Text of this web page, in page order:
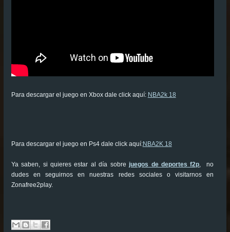
Para descargar el juego en Xbox dale click aquí: NBA2k 18
Para descargar el juego en Ps4 dale click aquí:NBA2K 18
Ya saben, si quieres estar al día sobre juegos de deportes f2p, no
dudes en seguirnos en nuestras redes sociales o visitarnos en
Zonafree2play.